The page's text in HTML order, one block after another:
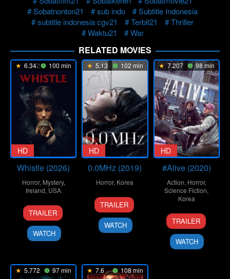
Sobatnonton21
sub indo
Subtitle Indonesia
subtitle indonesia cgv21
Terbit21
Thriller
Waktu21
War
RELATED MOVIES
6.342 100 min
HD
Whistle (2026)
Horror, Mystery,
Ireland, USA
20
Jan
2026
Corin
Hardy
TRAILER
WATCH
5.13 102 min
HD
0.0MHz (2019)
Horror, Korea
29
May
2019
Yoo
Sun-
dong
TRAILER
WATCH
7.207 98 min
HD
#Alive (2020)
Action, Horror,
Science Fiction,
Korea
24
Jun
2020
Cho
Il
TRAILER
WATCH
5.772 97 min 7.6 108 min